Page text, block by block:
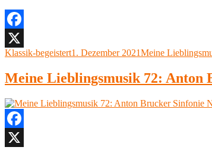
Facebook
X
Autor
Klassik-begeistertVeröffentlicht
1. Dezember 2021Kategorien
Meine
Meine Lieblingsmusik 72: Anton
Facebook